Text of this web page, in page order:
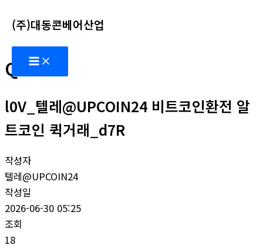
텐
츠
로
건
뛰
기
(주)대동콘베어산업
Main
Menu
Q&A
l0V_텔레@UPCOIN24 비트코인환전 알
트코인 퀵거래_d7R
작성자
텔레@UPCOIN24
작성일
2026-06-30 05:25
조회
18